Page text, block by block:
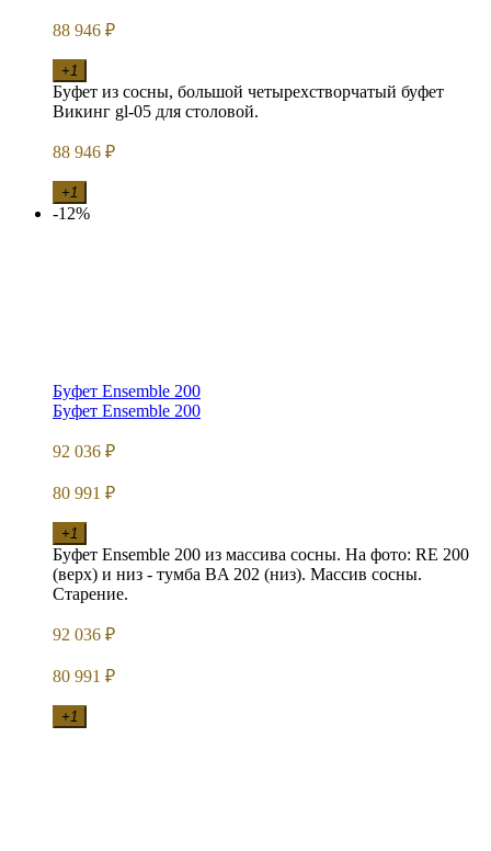
88 946 ₽
+1
Буфет из сосны, большой четырехстворчатый буфет
Викинг gl-05 для столовой.
88 946 ₽
+1
-12%
Буфет Ensemble 200
Буфет Ensemble 200
92 036 ₽
80 991 ₽
+1
Буфет Ensemble 200 из массива сосны. На фото: RE 200
(верх) и низ - тумба BA 202 (низ). Массив сосны.
Старение.
92 036 ₽
80 991 ₽
+1